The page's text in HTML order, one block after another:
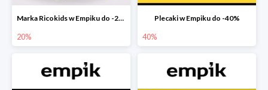
Marka Ricokids w Empiku do -20%
20%
Plecaki w Empiku do -40%
40%